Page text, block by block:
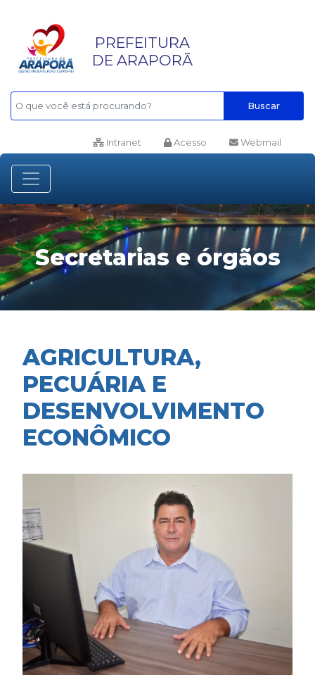
PREFEITURA
DE ARAPORÃ
Buscar
Intranet Acesso Webmail
Secretarias e órgãos
AGRICULTURA,
PECUÁRIA E
DESENVOLVIMENTO
ECONÔMICO